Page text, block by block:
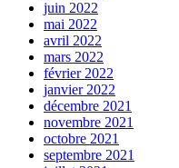
juin 2022
mai 2022
avril 2022
mars 2022
février 2022
janvier 2022
décembre 2021
novembre 2021
octobre 2021
septembre 2021